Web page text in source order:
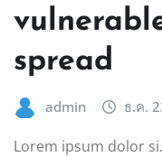
spread
admin ธ.ค.
Lorem ipsum dolor